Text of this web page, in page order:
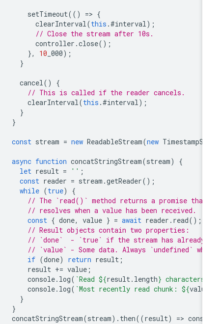
setTimeout (() =
clearInterval(this.#interval
// Close the stream after 10s.
controller.close
}, 10_000
cancel ()
// This is called if the reader cancels.
clearInterval(this.#interval
const stream = new ReadableStream( new
async function concatStringStream(stream
let result =
const reader = stream.getReader
while (true
// The `read()` method returns a promise that
// resolves when a value has been received.
const
{ done, value = await reader.read
// Result objects contain two properties:
// `done`  - `true` if the stream has
// `value` - Some data. Always `undefined`
if (done) return result
result += value
console.log(`Read ${result.length}
console.log(`Most recently read chunk: ${
concatStringStream(stream).then((result) =>